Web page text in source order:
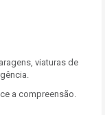
viaturas de
a compreensão.